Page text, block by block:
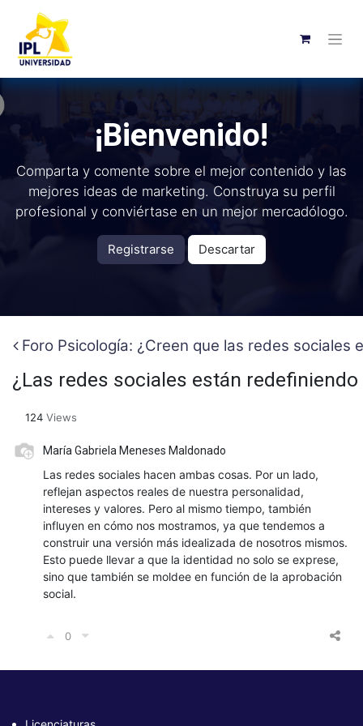
¡Bienvenido!
Comparta y comente sobre el mejor contenido y las
mejores ideas de marketing. Construya su perfil
profesional y conviértase en un mejor mercadólogo.
Registrarse Descartar
Foro Psicología: ¿Creen que las redes
¿Las redes sociales están
124 Views
María Gabriela Meneses Maldonado
Las redes sociales hacen ambas cosas. Por un lado,
reflejan aspectos reales de nuestra personalidad,
intereses y valores. Pero al mismo tiempo, también
influyen en cómo nos mostramos, ya que tendemos a
construir una versión más idealizada de nosotros mismos.
Esto puede llevar a que la identidad no solo se exprese,
sino que también se moldee en función de la aprobación
social.
0